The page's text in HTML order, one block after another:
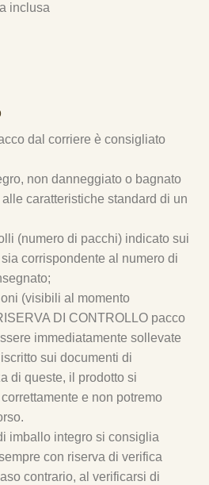
inclusa
dal corriere è consigliato
non danneggiato o bagnato
caratteristiche standard di un
(numero di pacchi) indicato sui
corrispondente al numero di
(visibili al momento
DI CONTROLLO pacco
immediatamente sollevate
sui documenti di
di queste, il prodotto si
e non potremo
imballo integro si consiglia
con riserva di verifica
contrario, al verificarsi di